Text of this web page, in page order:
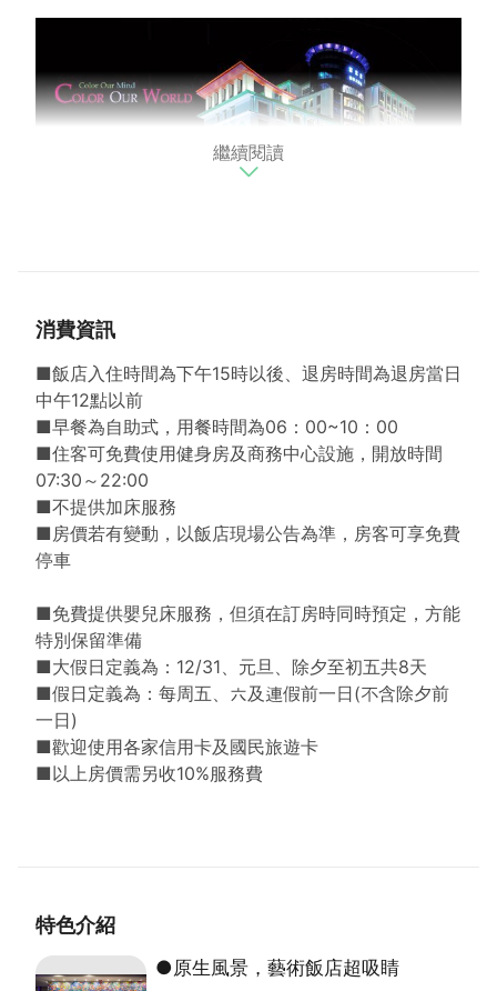
議、宴會桌席等服務；離桃園機場、高鐵桃園站只有
10至15分鐘車程，距南崁交流道只有1.8公里。沿著河
畔走路五分鐘就可到達台茂購物中心，地理位置相當優
越。
挑高九米、250坪迎賓大廳，有幅長達21公尺寬幅的原
生風景壁畫，由眼蟲計畫的兩位藝術家呂沐芢先生及焦
聖偉先生，以現場即興創作的方式來呈現自然與人文的
關懷主題，在有限的牆面表達無限的意念，是一幅值得
觀賞與省思的畫作。
尤其寬敞明亮的空間，是旅人旅程中身心休憩的最佳停
泊點。旅客也可以從房間的設計、家具的擺設、地板的
質感、浴室的設備、枕被的觸感、床舖的軟硬…等小細
節感受到飯店的用心。
繼續閱讀
消費資訊
■飯店入住時間為下午15時以後、退房時間為退房當日
中午12點以前
■早餐為自助式，用餐時間為06：00~10：00
■住客可免費使用健身房及商務中心設施，開放時間
07:30～22:00
■不提供加床服務
■房價若有變動，以飯店現場公告為準，房客可享免費
停車
■免費提供嬰兒床服務，但須在訂房時同時預定，方能
特別保留準備
■大假日定義為：12/31、元旦、除夕至初五共8天
■假日定義為：每周五、六及連假前一日(不含除夕前
一日)
■歡迎使用各家信用卡及國民旅遊卡
■以上房價需另收10%服務費
特色介紹
●原生風景，藝術飯店超吸睛